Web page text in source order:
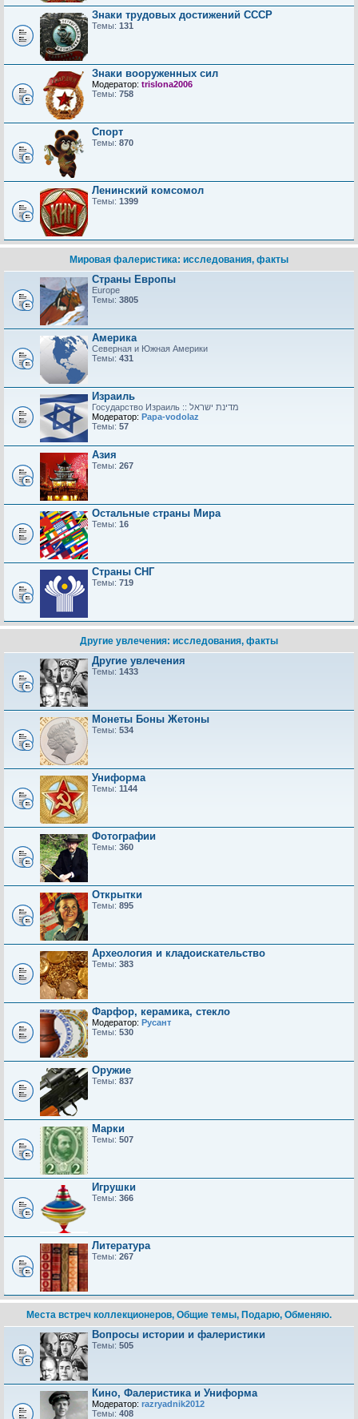
Знаки трудовых достижений CCCP
Темы: 131
Знаки вооруженных сил
Модератор: trislona2006
Темы: 758
Спорт
Темы: 870
Ленинский комсомол
Темы: 1399
Мировая фалеристика: исследования, факты
Страны Европы
Europe
Темы: 3805
Америка
Северная и Южная Америки
Темы: 431
Израиль
Модератор: Papa-vodolaz
Темы: 57
Азия
Темы: 267
Остальные страны Мира
Темы: 16
Страны СНГ
Темы: 719
Другие увлечения: исследования, факты
Другие увлечения
Темы: 1433
Монеты Боны Жетоны
Темы: 534
Униформа
Темы: 1144
Фотографии
Темы: 360
Открытки
Темы: 895
Археология и кладоискательство
Темы: 383
Фарфор, керамика, стекло
Модератор: Русант
Темы: 530
Оружие
Темы: 837
Марки
Темы: 507
Игрушки
Темы: 366
Литература
Темы: 267
Места встреч коллекционеров, Общие темы, Подарю, Обменяю.
Вопросы истории и фалеристики
Темы: 505
Кино, Фалеристика и Униформа
Модератор: razryadnik2012
Темы: 408